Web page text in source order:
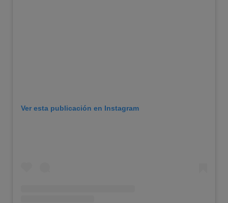
Ver esta publicación en Instagram